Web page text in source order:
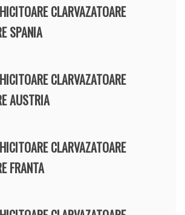
CLARVAZATOARE
SPANIA
CLARVAZATOARE
AUSTRIA
CLARVAZATOARE
FRANTA